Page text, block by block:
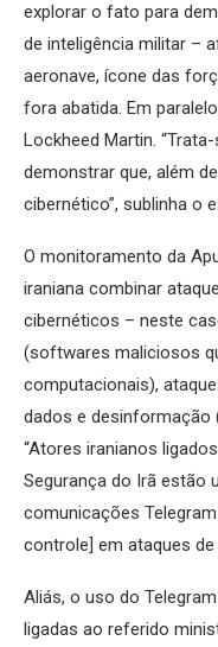
explorar o fato para
de inteligência militar –
aeronave, ícone das
fora abatida. Em
Lockheed Martin.
demonstrar que, além
cibernético”, sublinha o
O monitoramento da
iraniana combinar
cibernéticos – neste
(softwares maliciosos
computacionais),
dados e desinformação
“Atores iranianos
Segurança do Irã estão
comunicações
controle] em ataques
Aliás, o uso do
ligadas ao referido